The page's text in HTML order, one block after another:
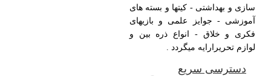
سازی و بهداشتی - کیتها و بسته های
آموزشی - جوایز علمی و بازیهای
فکری و خلاق - انواع ذره بین و
لوازم تحریرارایه میگردد .
دسترسی سریع